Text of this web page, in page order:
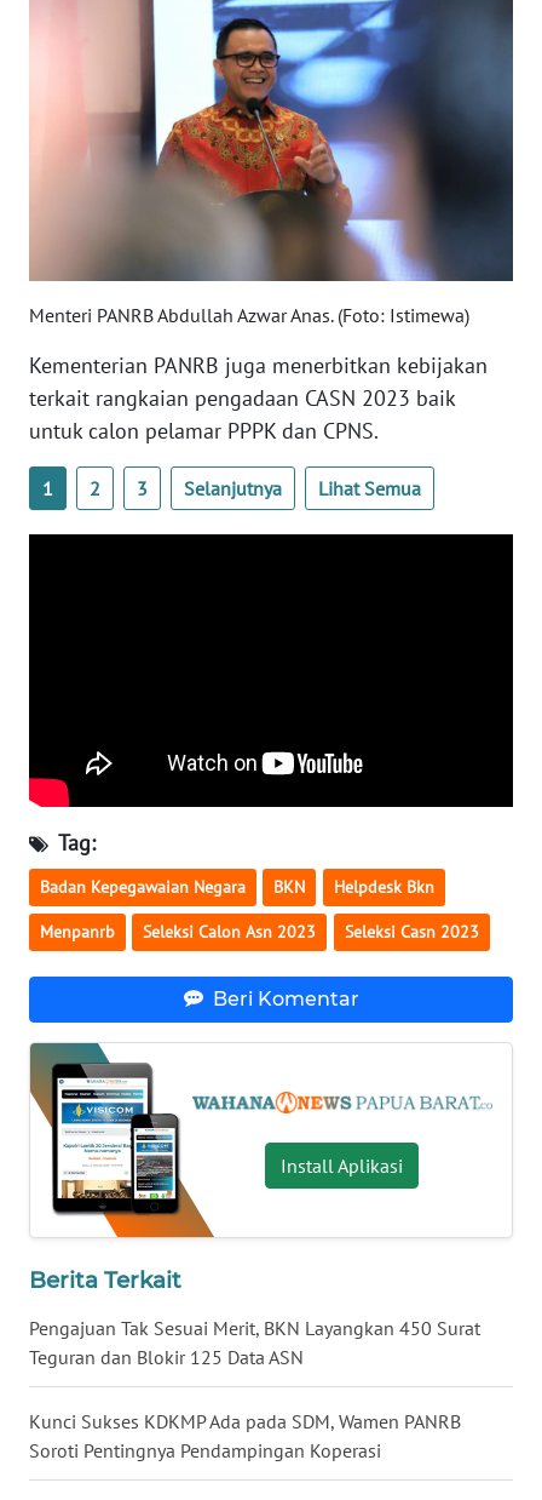
Menteri PANRB Abdullah Azwar Anas. (Foto: Istimewa)
Kementerian PANRB juga menerbitkan kebijakan
terkait rangkaian pengadaan CASN 2023 baik
untuk calon pelamar PPPK dan CPNS.
1 2 3 Selanjutnya Lihat Semua
Tag:
Badan Kepegawaian Negara BKN Helpdesk Bkn
Menpanrb Seleksi Calon Asn 2023 Seleksi Casn 2023
Beri Komentar
Install Aplikasi
Berita Terkait
Pengajuan Tak Sesuai Merit, BKN Layangkan 450 Surat
Teguran dan Blokir 125 Data ASN
Kunci Sukses KDKMP Ada pada SDM, Wamen PANRB
Soroti Pentingnya Pendampingan Koperasi
SULTENG
WN
SULBAR
WN
BABEL
BENGKULU
LAMPUNG
WN
JATENG
WN
JOGJA
WN
JATIM
WN
WN
KALBAR
WN
KALTENG